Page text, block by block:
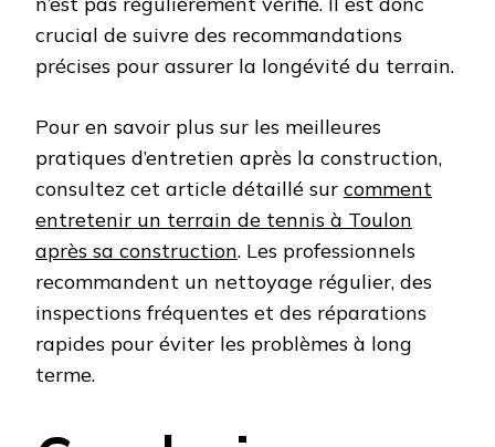
crucial de suivre des recommandations
précises pour assurer la longévité du terrain.
Pour en savoir plus sur les meilleures
pratiques d’entretien après la construction,
consultez cet article détaillé sur comment
entretenir un terrain de tennis à Toulon
après sa construction. Les professionnels
recommandent un nettoyage régulier, des
inspections fréquentes et des réparations
rapides pour éviter les problèmes à long
terme.